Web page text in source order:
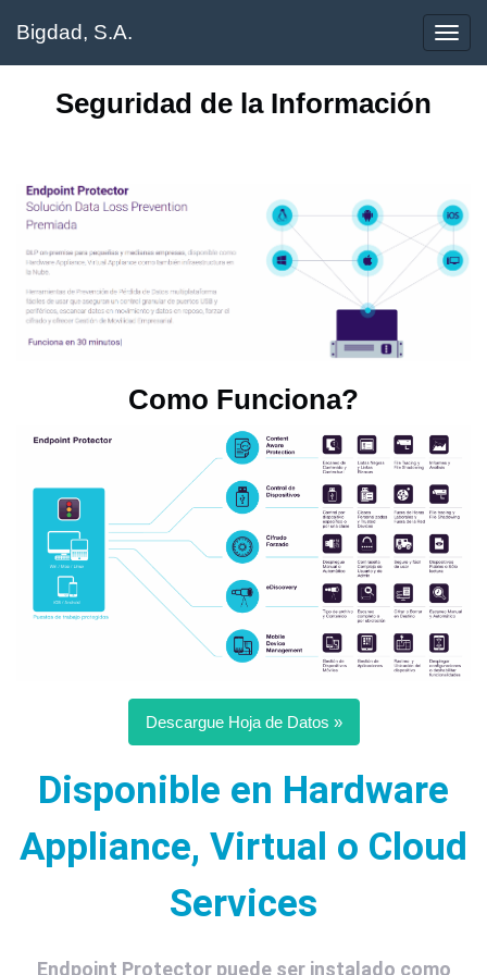
Menú
Bigdad, S.A.
Seguridad de la Información
Como Funciona?
Descargue Hoja de Datos »
Disponible en Hardware
Appliance, Virtual o Cloud
Services
Endpoint Protector puede ser instalado como